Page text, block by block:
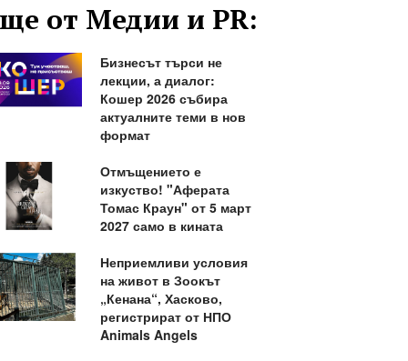
от Медии и PR:
Бизнесът търси не
лекции, а диалог:
Кошер 2026 събира
актуалните теми в нов
формат
Отмъщението е
изкуство! "Аферата
Томас Краун" от 5 март
2027 само в кината
Неприемливи условия
на живот в Зоокът
„Кенана“, Хасково,
регистрират от НПО
Animals Angels